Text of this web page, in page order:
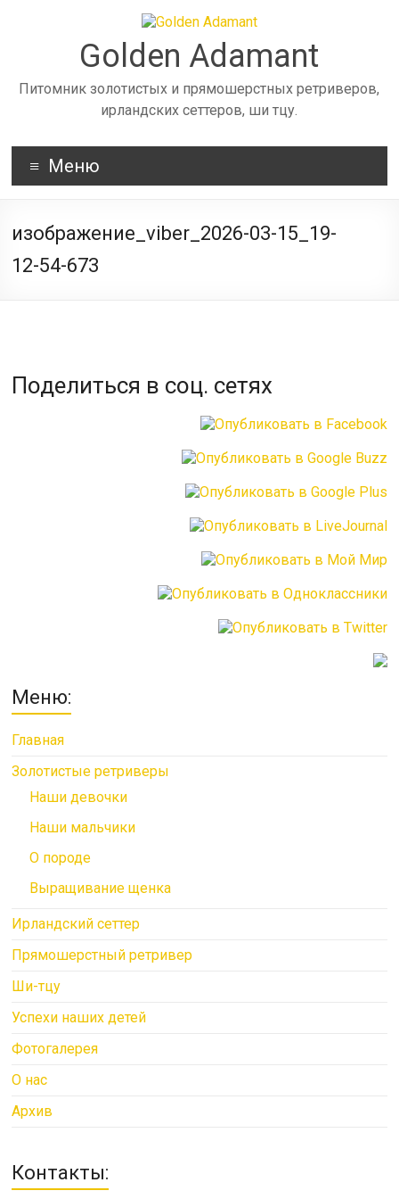
Golden Adamant
Питомник золотистых и прямошерстных ретриверов,
ирландских сеттеров, ши тцу.
Меню
изображение_viber_2026-03-15_19-
12-54-673
Поделиться в соц. сетях
Меню:
Главная
Золотистые ретриверы
Наши девочки
Наши мальчики
О породе
Выращивание щенка
Ирландский сеттер
Прямошерстный ретривер
Ши-тцу
Успехи наших детей
Фотогалерея
О нас
Архив
Контакты: